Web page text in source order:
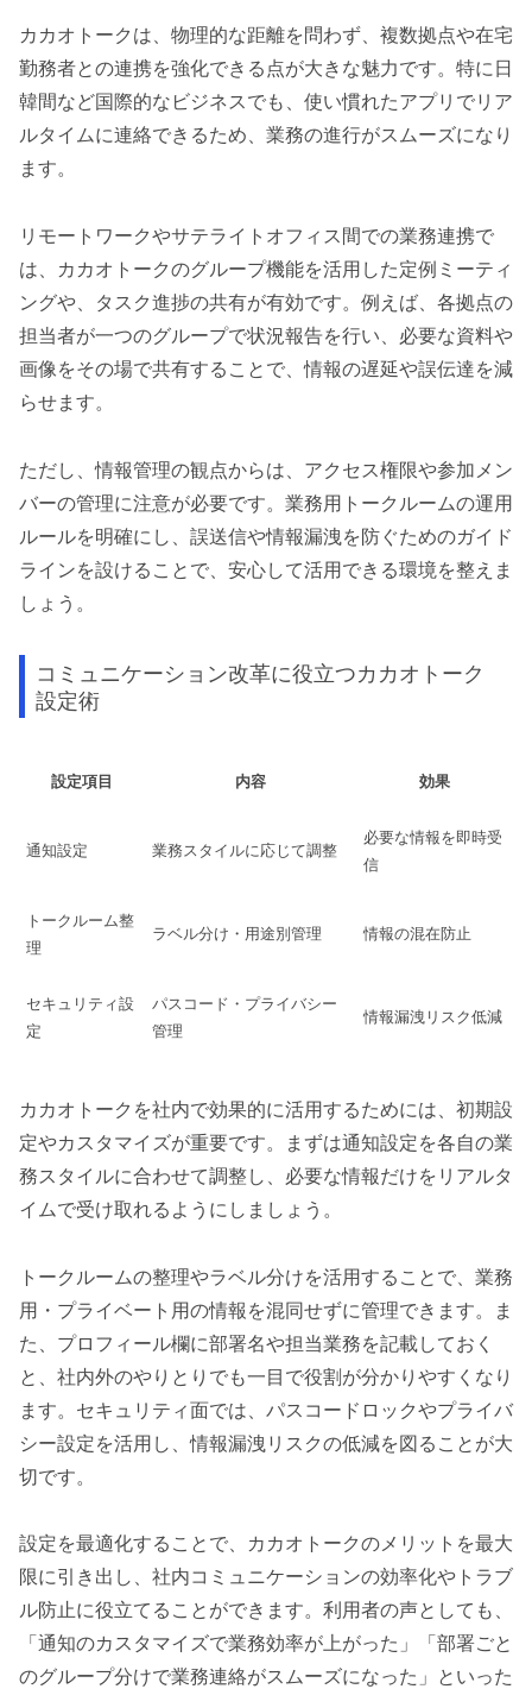
カカオトークは、物理的な距離を問わず、複数拠点や在宅
勤務者との連携を強化できる点が大きな魅力です。特に日
韓間など国際的なビジネスでも、使い慣れたアプリでリア
ルタイムに連絡できるため、業務の進行がスムーズになり
ます。
リモートワークやサテライトオフィス間での業務連携で
は、カカオトークのグループ機能を活用した定例ミーティ
ングや、タスク進捗の共有が有効です。例えば、各拠点の
担当者が一つのグループで状況報告を行い、必要な資料や
画像をその場で共有することで、情報の遅延や誤伝達を減
らせます。
ただし、情報管理の観点からは、アクセス権限や参加メン
バーの管理に注意が必要です。業務用トークルームの運用
ルールを明確にし、誤送信や情報漏洩を防ぐためのガイド
ラインを設けることで、安心して活用できる環境を整えま
しょう。
コミュニケーション改革に役立つカカオトーク
設定術
設定項目 内容 効果
通知設定 業務スタイルに応じて調整
必要な情報を即時受
信
トークルーム整
理
ラベル分け・用途別管理 情報の混在防止
セキュリティ設
定
パスコード・プライバシー
管理
情報漏洩リスク低減
カカオトークを社内で効果的に活用するためには、初期設
定やカスタマイズが重要です。まずは通知設定を各自の業
務スタイルに合わせて調整し、必要な情報だけをリアルタ
イムで受け取れるようにしましょう。
トークルームの整理やラベル分けを活用することで、業務
用・プライベート用の情報を混同せずに管理できます。ま
た、プロフィール欄に部署名や担当業務を記載しておく
と、社内外のやりとりでも一目で役割が分かりやすくなり
ます。セキュリティ面では、パスコードロックやプライバ
シー設定を活用し、情報漏洩リスクの低減を図ることが大
切です。
設定を最適化することで、カカオトークのメリットを最大
限に引き出し、社内コミュニケーションの効率化やトラブ
ル防止に役立てることができます。利用者の声としても、
「通知のカスタマイズで業務効率が上がった」「部署ごと
のグループ分けで業務連絡がスムーズになった」といった